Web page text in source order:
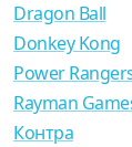
Dragon Ball
Donkey Kong
Power
Rayman
Контра